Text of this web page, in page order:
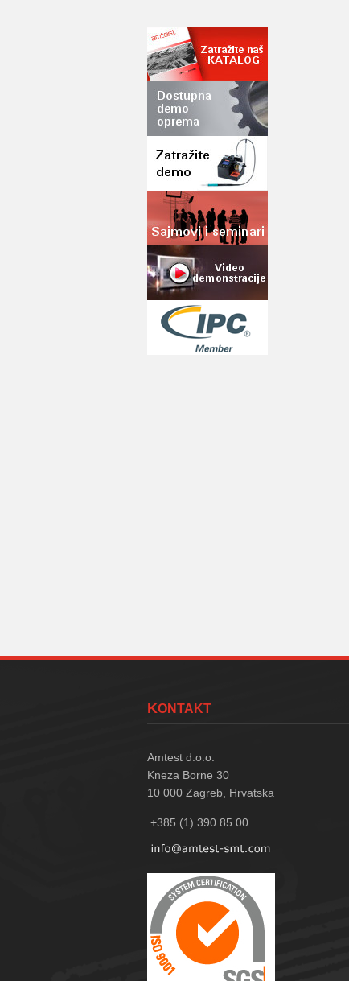
KONTAKT
Amtest d.o.o.
Kneza Borne 30
10 000 Zagreb, Hrvatska
+385 (1) 390 85 00